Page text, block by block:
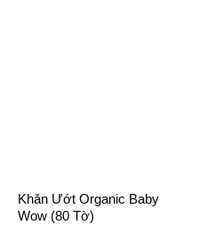
Khăn Ướt Organic Baby
Wow (80 Tờ)